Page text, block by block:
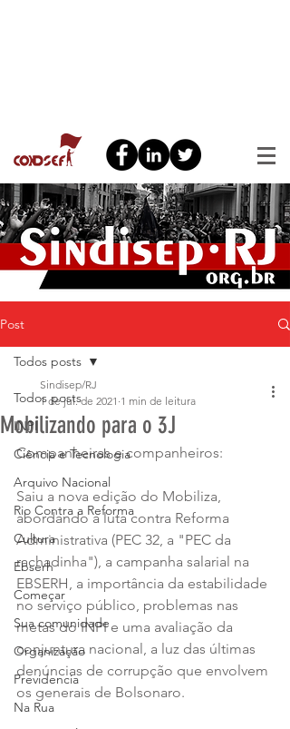
Post
Todos posts
INPI
Ciência e Tecnologia
Arquivo Nacional
Rio Contra a Reforma
Cultura
Ebserh
Começar
Sua comunidade
Organização
Previdencia
Na Rua
Todos posts
Mobilizando para o 3J
Sindisep/RJ
1 de jul. de 2021 1 min de leitura
Companheiras e companheiros:
Saiu a nova edição do Mobiliza,
abordando a luta contra Reforma
Administrativa (PEC 32, a "PEC da
rachadinha"), a campanha salarial na
EBSERH, a importância da estabilidade
no serviço público, problemas nas
metas do INPI e uma avaliação da
conjuntura nacional, a luz das últimas
denúncias de corrupção que envolvem
os generais de Bolsonaro.